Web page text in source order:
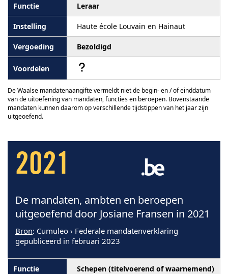
Leraar
Haute école Louvain en Hainaut
Bezoldigd
De Waalse mandatenaangifte vermeldt niet de begin- en / of einddatum
van de uitoefening van mandaten, functies en beroepen. Bovenstaande
mandaten kunnen daarom op verschillende tijdstippen van het jaar zijn
uitgeoefend.
2021
De mandaten, ambten en beroepen
uitgeoefend door Josiane Fransen in 2021
Bron: Cumuleo › Federale mandatenverklaring
gepubliceerd in februari 2023
Schepen (titelvoerend of waarnemend)